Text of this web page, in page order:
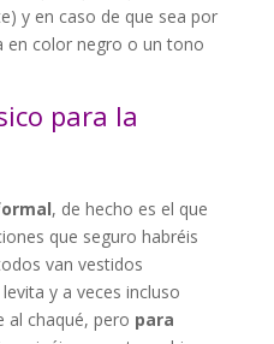
y en caso de que sea por
en color negro o un tono
para la
, de hecho es el que
que seguro habréis
van vestidos
y a veces incluso
al chaqué, pero para